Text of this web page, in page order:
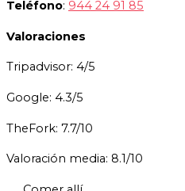
Teléfono: 944 24 91 85
Valoraciones
Tripadvisor: 4/5
Google: 4.3/5
TheFork: 7.7/10
Valoración media: 8.1/10